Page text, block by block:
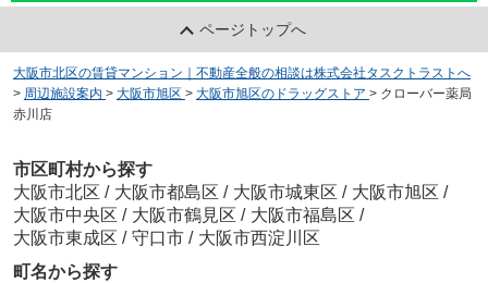
ページトップへ
大阪市北区の賃貸マンション｜不動産全般の相談は株式会社タスクトラストへ
> 周辺施設案内 > 大阪市旭区 > 大阪市旭区のドラッグストア > クローバー薬局
赤川店
市区町村から探す
大阪市北区 / 大阪市都島区 / 大阪市城東区 / 大阪市旭区 /
大阪市中央区 / 大阪市鶴見区 / 大阪市福島区 /
大阪市東成区 / 守口市 / 大阪市西淀川区
町名から探す